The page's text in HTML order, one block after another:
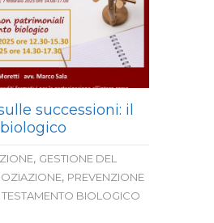
successioni: il
, GESTIONE DEL
, PREVENZIONE
TESTAMENTO BIOLOGICO